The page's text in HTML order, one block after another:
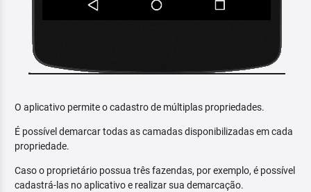
O aplicativo permite o cadastro de múltiplas propriedades.
É possível demarcar todas as camadas disponibilizadas em cada
propriedade.
Caso o proprietário possua três fazendas, por exemplo, é possível
cadastrá-las no aplicativo e realizar sua demarcação.